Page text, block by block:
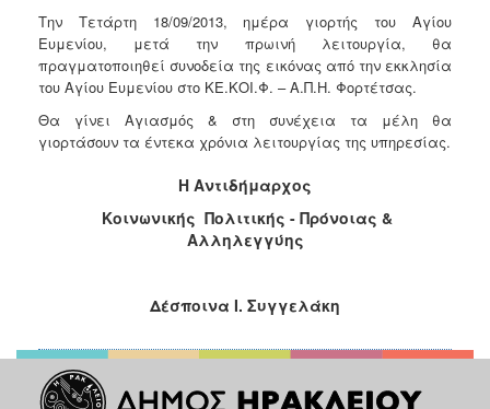
ΤΟΠΟΣ
ΠΟΛΙΤΙΣΜΟΣ
ΑΝΘΕΚΤΙΚΗ
Την Τετάρτη 18/09/2013, ημέρα γιορτής του Αγίου
Ευμενίου, μετά την πρωινή λειτουργία, θα
πραγματοποιηθεί συνοδεία της εικόνας από την εκκλησία
του Αγίου Ευμενίου στο ΚΕ.ΚΟΙ.Φ. – Α.Π.Η. Φορτέτσας.
Θα γίνει Αγιασμός & στη συνέχεια τα μέλη θα
γιορτάσουν τα έντεκα χρόνια λειτουργίας της υπηρεσίας.
Η Αντιδήμαρχος
Κοινωνικής Πολιτικής - Πρόνοιας &
Αλληλεγγύης
Δέσποινα Ι. Συγγελάκη